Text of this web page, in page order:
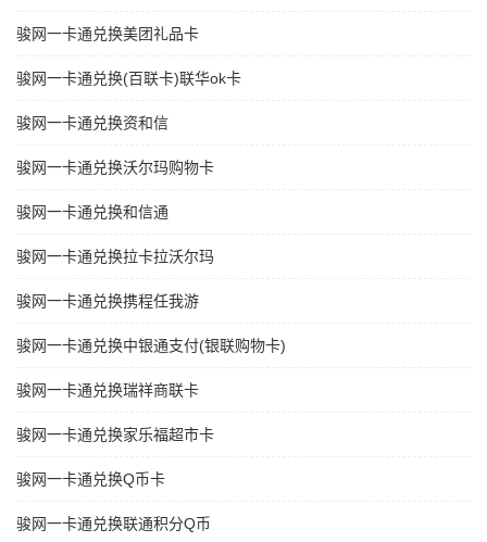
骏网一卡通兑换美团礼品卡
骏网一卡通兑换(百联卡)联华ok卡
骏网一卡通兑换资和信
骏网一卡通兑换沃尔玛购物卡
骏网一卡通兑换和信通
骏网一卡通兑换拉卡拉沃尔玛
骏网一卡通兑换携程任我游
骏网一卡通兑换中银通支付(银联购物卡)
骏网一卡通兑换瑞祥商联卡
骏网一卡通兑换家乐福超市卡
骏网一卡通兑换Q币卡
骏网一卡通兑换联通积分Q币